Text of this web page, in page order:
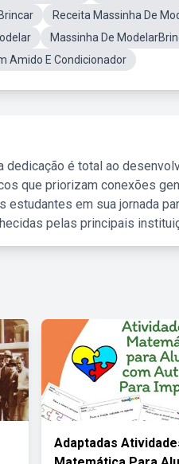
Receita Massinha De
Massinha De
Amido E Condicionador
dedicação é total ao
que priorizam conexões
estudantes em sua jornada
pelas principais
Adaptadas